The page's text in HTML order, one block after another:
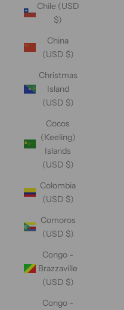
Chile (USD
$)
China
(USD $)
Christmas
Island
(USD $)
Cocos
(Keeling)
Islands
(USD $)
Colombia
(USD $)
Comoros
(USD $)
Congo -
Brazzaville
(USD $)
Congo -